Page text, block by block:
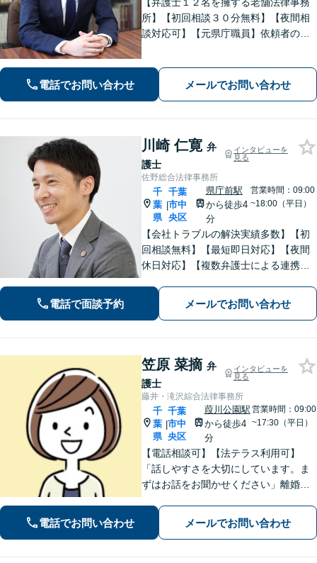
所】【初回相談３０分無料】【夜間相
談対応可】【元県庁職員】依頼者の方
法律事務所です。
電話でお問い合わせ メールでお問い合わせ
川崎 仁寛 弁
護士
インタビューを
見る
佐野総合法律事務所
千
葉
県
|
千葉
市中
央区
県庁前駅
から徒歩4
分
営業時間：09:00
~18:00（平日）
【会社トラブルの解決実績多数】【初
回相談無料】【最短即日対応】【夜間
休日対応】【複数弁護士による連携】
ら企業顧問まで幅広く対応。中小企業
や個人事業主の皆様が安心して相談で
電話で面談予約 メールでお問い合わせ
笠原 菜摘 弁
護士
インタビューを
見る
藤井・滝沢綜合法律事務所
千
葉
県
|
千葉
市中
央区
葭川公園駅
から徒歩4
分
営業時間：09:00
~17:30（平日）
【電話相談可】【法テラス利用可】
「話しやすさを大切にしています。ま
ずはお話をお聞かせください」離婚男
件／相続紛争など、幅広いご相談に対
応が可能です。【夜間・休日面談可】
電話でお問い合わせ メールでお問い合わせ